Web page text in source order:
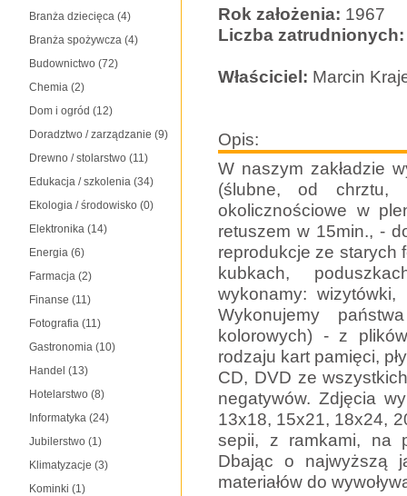
Branża dziecięca (4)
Branża spożywcza (4)
Budownictwo (72)
Chemia (2)
Dom i ogród (12)
Doradztwo / zarządzanie (9)
Drewno / stolarstwo (11)
Edukacja / szkolenia (34)
Ekologia / środowisko (0)
Elektronika (14)
Energia (6)
Farmacja (2)
Finanse (11)
Fotografia (11)
Gastronomia (10)
Handel (13)
Hotelarstwo (8)
Informatyka (24)
Jubilerstwo (1)
Klimatyzacje (3)
Kominki (1)
Rok założenia: 1967
Liczba zatrudnionych:
Właściciel: Marcin
Opis:
W naszym zakładzie
(ślubne, od chrztu,
okolicznościowe w
retuszem w 15min., -
reprodukcje ze starych
kubkach,
wykonamy:
Wykonujemy
kolorowych) - z
rodzaju kart pamięci,
CD, DVD ze
negatywów. Zdjęcia
13x18, 15x21, 18x24,
sepii, z ramkami, na
Dbając o najwyższą
materiałów do